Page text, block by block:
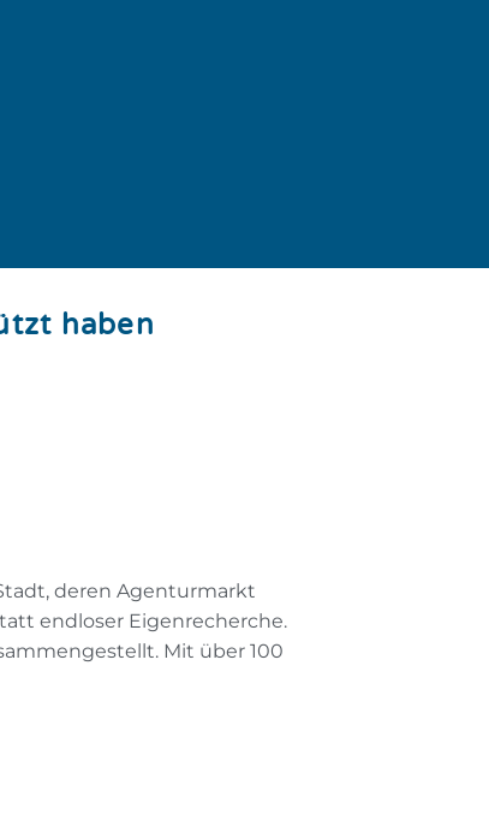
haben
deren Agenturmarkt
endloser Eigenrecherche.
Mit über 100